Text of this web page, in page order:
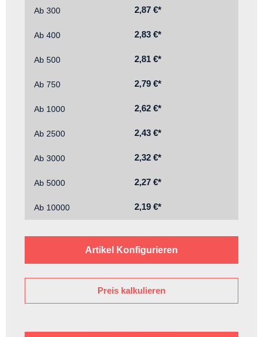
Ab 300 2,87 €*
Ab 400 2,83 €*
Ab 500 2,81 €*
Ab 750 2,79 €*
Ab 1000 2,62 €*
Ab 2500 2,43 €*
Ab 3000 2,32 €*
Ab 5000 2,27 €*
Ab 10000 2,19 €*
Artikel Konfigurieren
Preis kalkulieren